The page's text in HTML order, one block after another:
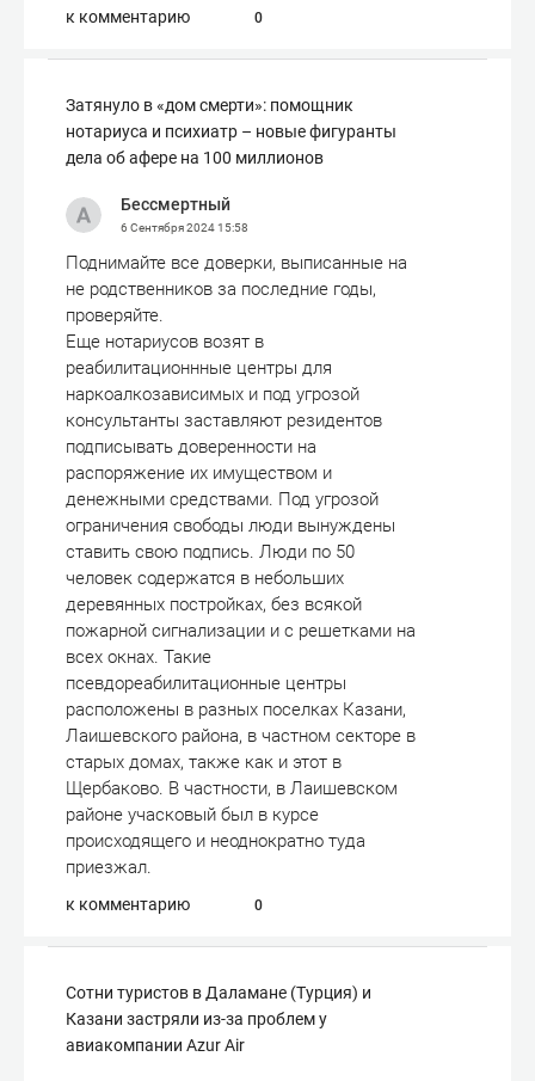
к комментарию 0
Затянуло в «дом смерти»: помощник
нотариуса и психиатр – новые фигуранты
дела об афере на 100 миллионов
Бессмертный
6 Сентября 202415:58
Поднимайте все доверки, выписанные на
не родственников за последние годы,
проверяйте.
Еще нотариусов возят в
реабилитационнные центры для
наркоалкозависимых и под угрозой
консультанты заставляют резидентов
подписывать доверенности на
распоряжение их имуществом и
денежными средствами. Под угрозой
ограничения свободы люди вынуждены
ставить свою подпись. Люди по 50
человек содержатся в небольших
деревянных постройках, без всякой
пожарной сигнализации и с решетками на
всех окнах. Такие
псевдореабилитационные центры
расположены в разных поселках Казани,
Лаишевского района, в частном секторе в
старых домах, также как и этот в
Щербаково. В частности, в Лаишевском
районе учасковый был в курсе
происходящего и неоднократно туда
приезжал.
к комментарию 0
Сотни туристов в Даламане (Турция) и
Казани застряли из-за проблем у
авиакомпании Azur Air